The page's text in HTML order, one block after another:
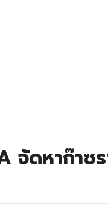
จัดหาก๊าซ